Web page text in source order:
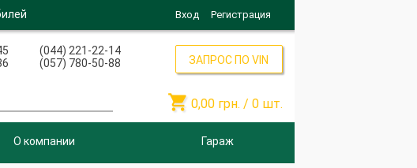
Вход Регистрация
(044) 221-22-14
(057) 780-50-88
ЗАПРОС ПО VIN
 0,00 грн. / 0 шт.
О компании Гараж